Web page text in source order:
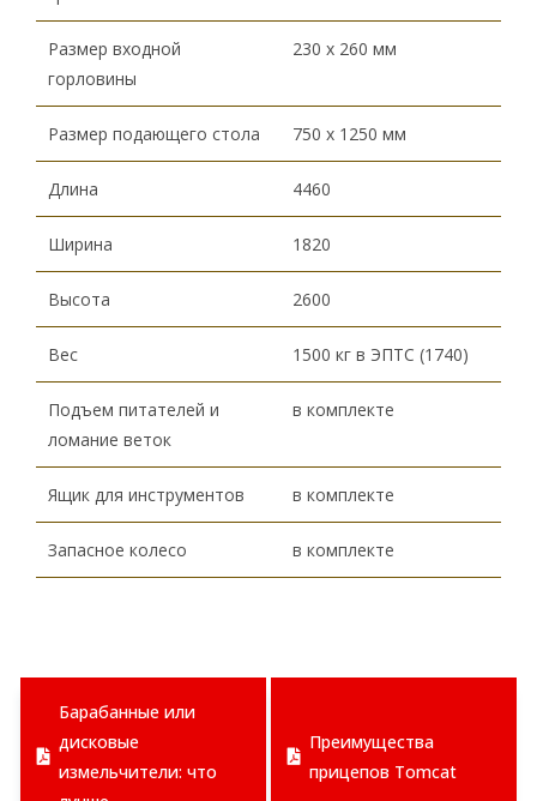
Размер входной
горловины
230 х 260 мм
Размер подающего стола 750 х 1250 мм
Длина 4460
Ширина 1820
Высота 2600
Вес 1500 кг в ЭПТС (1740)
Подъем питателей и
ломание веток
в комплекте
Ящик для инструментов в комплекте
Запасное колесо в комплекте
Барабанные или
дисковые
измельчители: что
Преимущества
прицепов Tomcat